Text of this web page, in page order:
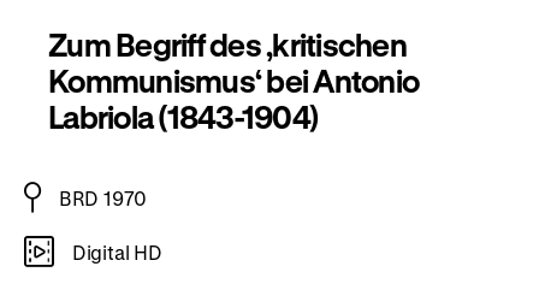
Zum Begriff des ‚kritischen
Kommunismus‘ bei Antonio
Labriola (1843-1904)
BRD 1970
Digital HD